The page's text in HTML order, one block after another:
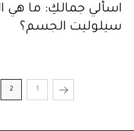
اسألي جمالكِ: ما هي
سيلوليت الجسم؟
1
2